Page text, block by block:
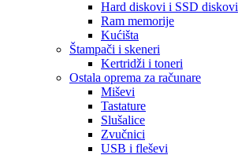
Hard diskovi i SSD diskovi
Ram memorije
Kućišta
Štampači i skeneri
Kertridži i toneri
Ostala oprema za računare
Miševi
Tastature
Slušalice
Zvučnici
USB i fleševi